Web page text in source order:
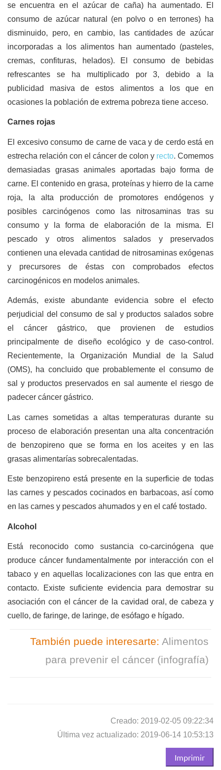
se encuentra en el azúcar de caña) ha aumentado. El
consumo de azúcar natural (en polvo o en terrones) ha
disminuido, pero, en cambio, las cantidades de azúcar
incorporadas a los alimentos han aumentado (pasteles,
cremas, confituras, helados). El consumo de bebidas
refrescantes se ha multiplicado por 3, debido a la
publicidad masiva de estos alimentos a los que en
ocasiones la población de extrema pobreza tiene acceso.
Carnes rojas
El excesivo consumo de carne de vaca y de cerdo está en
estrecha relación con el cáncer de colon y recto. Comemos
demasiadas grasas animales aportadas bajo forma de
carne. El contenido en grasa, proteínas y hierro de la carne
roja, la alta producción de promotores endógenos y
posibles carcinógenos como las nitrosaminas tras su
consumo y la forma de elaboración de la misma. El
pescado y otros alimentos salados y preservados
contienen una elevada cantidad de nitrosaminas exógenas
y precursores de éstas con comprobados efectos
carcinogénicos en modelos animales.
Además, existe abundante evidencia sobre el efecto
perjudicial del consumo de sal y productos salados sobre
el cáncer gástrico, que provienen de estudios
principalmente de diseño ecológico y de caso-control.
Recientemente, la Organización Mundial de la Salud
(OMS), ha concluido que probablemente el consumo de
sal y productos preservados en sal aumente el riesgo de
padecer cáncer gástrico.
Las carnes sometidas a altas temperaturas durante su
proceso de elaboración presentan una alta concentración
de benzopireno que se forma en los aceites y en las
grasas alimentarías sobrecalentadas.
Este benzopireno está presente en la superficie de todas
las carnes y pescados cocinados en barbacoas, así como
en las carnes y pescados ahumados y en el café tostado.
Alcohol
Está reconocido como sustancia co-carcinógena que
produce cáncer fundamentalmente por interacción con el
tabaco y en aquellas localizaciones con las que entra en
contacto. Existe suficiente evidencia para demostrar su
asociación con el cáncer de la cavidad oral, de cabeza y
cuello, de faringe, de laringe, de esófago e hígado.
También puede interesarte: Alimentos
para prevenir el cáncer (infografía)
Creado: 2019-02-05 09:22:34
Última vez actualizado: 2019-06-14 10:53:13
Imprimir